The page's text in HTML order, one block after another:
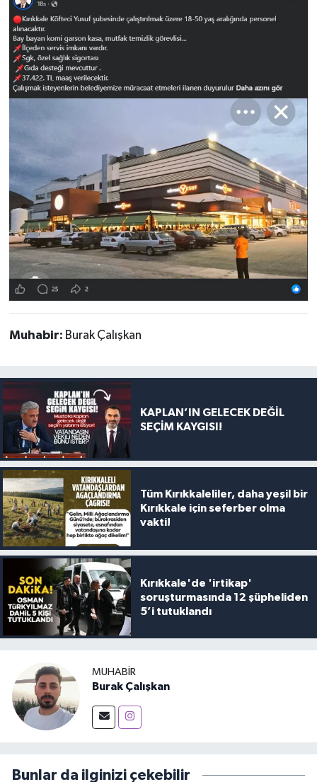
Muhabir: Burak Çalışkan
KAPLAN’IN GELECEK DEĞİL
SEÇİM KAYGISI!
Tüm Kırıkkaleliler, daha yeşil bir
Kırıkkale için seferber olma
vakti!
Kırıkkale'de 'irtikap'
soruşturmasında 12 şüpheliden
5’i tutuklandı
MUHABIR
Burak Çalışkan
Bunlar da ilginizi çekebilir